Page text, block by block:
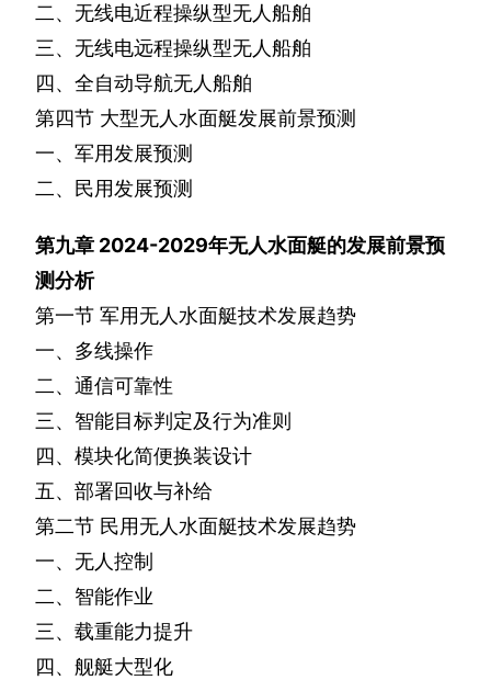
二、无线电近程操纵型无人船舶
三、无线电远程操纵型无人船舶
四、全自动导航无人船舶
第四节 大型无人水面艇发展前景预测
一、军用发展预测
二、民用发展预测
第九章 2024-2029年无人水面艇的发展前景预
测分析
第一节 军用无人水面艇技术发展趋势
一、多线操作
二、通信可靠性
三、智能目标判定及行为准则
四、模块化简便换装设计
五、部署回收与补给
第二节 民用无人水面艇技术发展趋势
一、无人控制
二、智能作业
三、载重能力提升
四、舰艇大型化